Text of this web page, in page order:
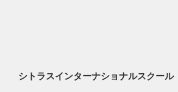
シトラスインターナショナルスクール